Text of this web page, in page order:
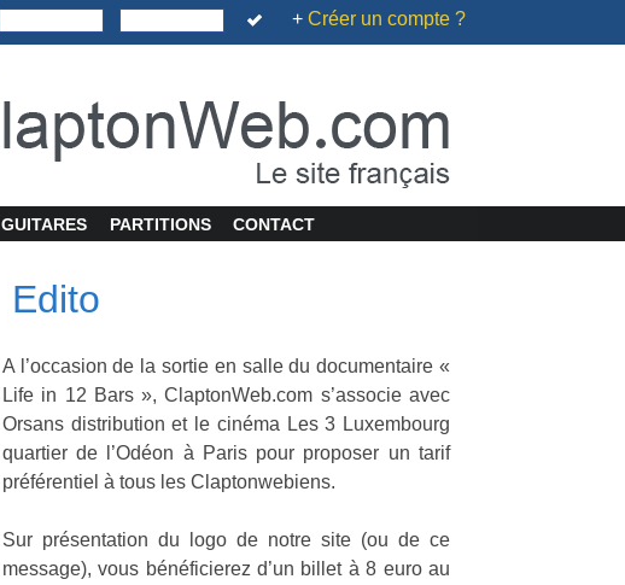
+ Créer un compte ?
GUITARES PARTITIONS CONTACT
Edito
A l’occasion de la sortie en salle du documentaire «
Life in 12 Bars », ClaptonWeb.com s’associe avec
Orsans distribution et le cinéma Les 3 Luxembourg
quartier de l’Odéon à Paris pour proposer un tarif
préférentiel à tous les Claptonwebiens.
Sur présentation du logo de notre site (ou de ce
message), vous bénéficierez d’un billet à 8 euro au